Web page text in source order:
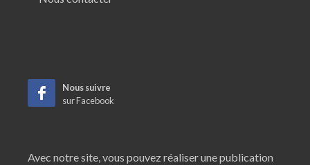
Nous suivre
sur Facebook
Avec notre site, vous pouvez réaliser une publication